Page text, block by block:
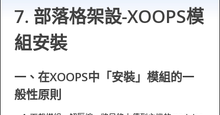
7. 部落格架設-XOOPS模
組安裝
一、在XOOPS中「安裝」模組的一
般性原則